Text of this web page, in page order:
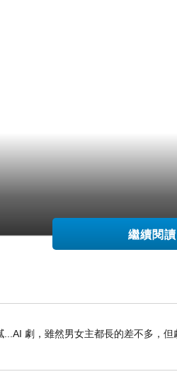
繼續閱讀
劇，雖然男女主都長的差不多，